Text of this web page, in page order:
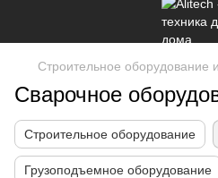
Строительное оборудование
Сварочное
Строительное оборудование
Грузоподъемное оборудование